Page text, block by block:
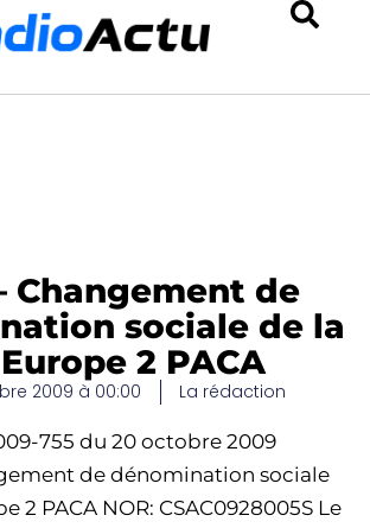
Changement de
sociale de la
2 PACA
2009 à 00:00 La rédaction
755 du 20 octobre 2009
de dénomination sociale
2 PACA NOR: CSAC0928005S Le